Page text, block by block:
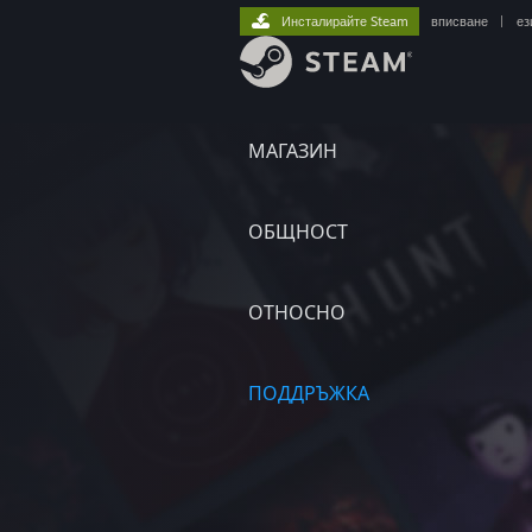
МАГАЗИН
ОБЩНОСТ
ОТНОСНО
ПОДДРЪЖКА
Инсталирайте Steam вписване